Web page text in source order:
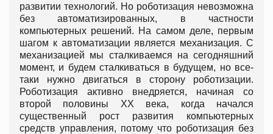
развитии технологий. Но роботизация невозможна
без автоматизированных, в частности
компьютерных решений. На самом деле, первым
шагом к автоматизации является механизация. С
механизацией мы сталкиваемся на сегодняшний
момент, и будем сталкиваться в будущем, но все-
таки нужно двигаться в сторону роботизации.
Роботизация активно внедряется, начиная со
второй половины XX века, когда начался
существенный рост развития компьютерных
средств управления, потому что роботизация без